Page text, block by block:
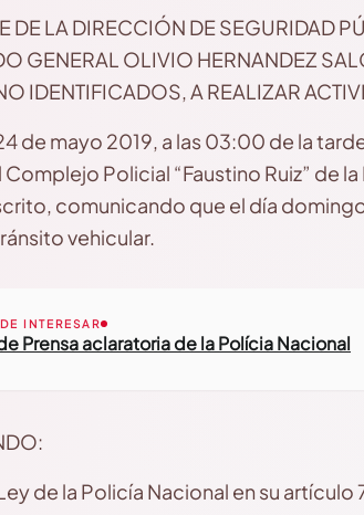
DE LA DIRECCIÓN DE SEGURIDAD
GENERAL OLIVIO HERNANDEZ
IDENTIFICADOS, A REALIZAR
de mayo 2019, a las 03:00 de la
Policial “Faustino Ruiz” de
comunicando que el día
vehicular.
INTERESAR
Prensa aclaratoria de la Polícia Nacional
de la Policía Nacional en su